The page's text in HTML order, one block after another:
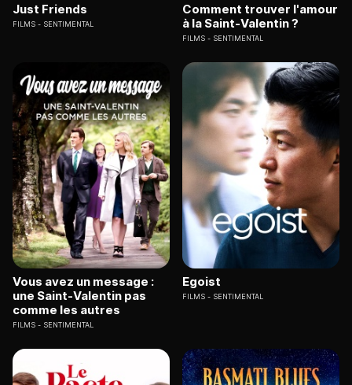
Just Friends
FILMS SENTIMENTAL
Comment trouver l'amour
à la Saint-Valentin ?
FILMS SENTIMENTAL
Vous avez un message :
une Saint-Valentin pas
comme les autres
FILMS SENTIMENTAL
Egoist
FILMS SENTIMENTAL